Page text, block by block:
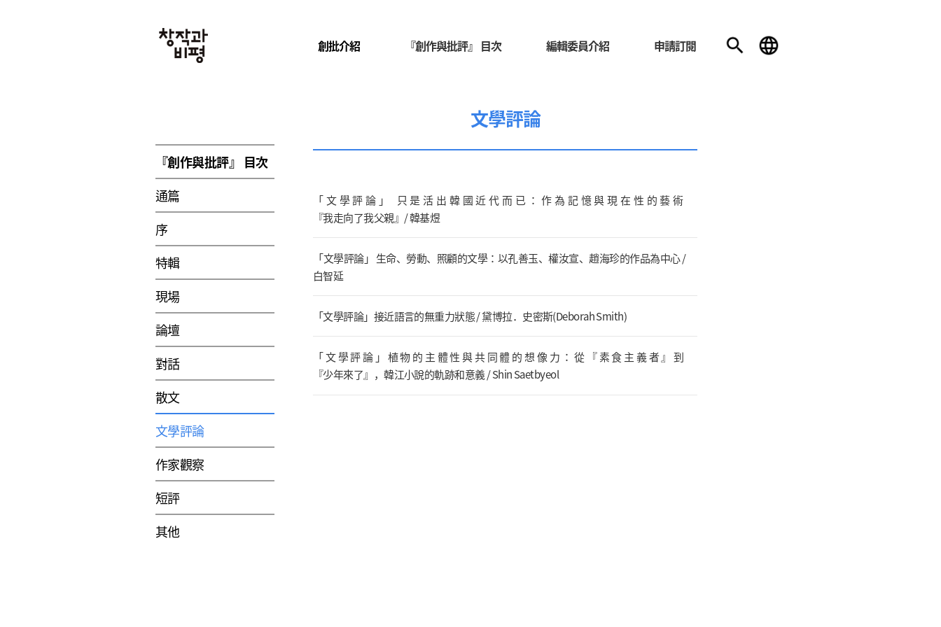
創批介紹 『創作與批評』 目次 編輯委員介紹 申請訂閱
文學評論
「文學評論」 只是活出韓國近代而已：作為記憶與現在性的藝術
『我走向了我父親』/ 韓基煜
「文學評論」 生命、勞動、照顧的文學：以孔善玉、權汝宣、趙海珍的作品為中心 /
白智延
「文學評論」接近語言的無重力狀態 / 黛博拉．史密斯(Deborah Smith)
「文學評論」植物的主體性與共同體的想像力：從『素食主義者』到
『少年來了』，韓江小說的軌跡和意義 / Shin Saetbyeol
『創作與批評』 目次
通篇
序
特輯
現場
論壇
對話
散文
文學評論
作家觀察
短評
其他